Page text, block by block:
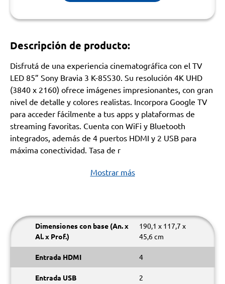
Descripción de producto:
Disfrutá de una experiencia cinematográfica con el TV
LED 85” Sony Bravia 3 K-85S30. Su resolución 4K UHD
(3840 x 2160) ofrece imágenes impresionantes, con gran
nivel de detalle y colores realistas. Incorpora Google TV
para acceder fácilmente a tus apps y plataformas de
streaming favoritas. Cuenta con WiFi y Bluetooth
integrados, además de 4 puertos HDMI y 2 USB para
máxima conectividad. Tasa de r
Mostrar más
Dimensiones con base (An. x
Al. x Prof.)
190,1 x 117,7 x
45,6 cm
Entrada HDMI 4
Entrada USB 2